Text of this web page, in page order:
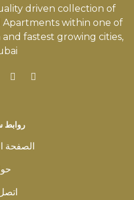
driven collection of
within one of
fastest growing cities,
روابط
الصفحة